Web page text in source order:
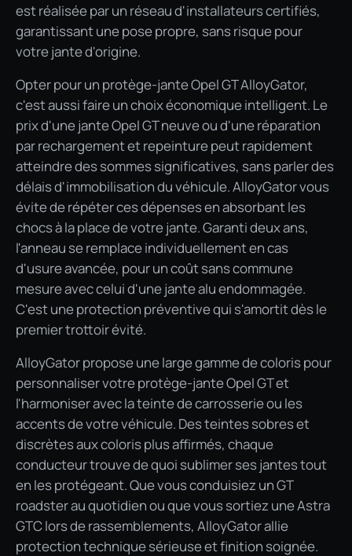
est réalisée par un réseau d'installateurs certifiés,
garantissant une pose propre, sans risque pour
votre jante d'origine.
Opter pour un protège-jante Opel GT AlloyGator,
c'est aussi faire un choix économique intelligent. Le
prix d'une jante Opel GT neuve ou d'une réparation
par rechargement et repeinture peut rapidement
atteindre des sommes significatives, sans parler des
délais d'immobilisation du véhicule. AlloyGator vous
évite de répéter ces dépenses en absorbant les
chocs à la place de votre jante. Garanti deux ans,
l'anneau se remplace individuellement en cas
d'usure avancée, pour un coût sans commune
mesure avec celui d'une jante alu endommagée.
C'est une protection préventive qui s'amortit dès le
premier trottoir évité.
AlloyGator propose une large gamme de coloris pour
personnaliser votre protège-jante Opel GT et
l'harmoniser avec la teinte de carrosserie ou les
accents de votre véhicule. Des teintes sobres et
discrètes aux coloris plus affirmés, chaque
conducteur trouve de quoi sublimer ses jantes tout
en les protégeant. Que vous conduisiez un GT
roadster au quotidien ou que vous sortiez une Astra
GTC lors de rassemblements, AlloyGator allie
protection technique sérieuse et finition soignée.